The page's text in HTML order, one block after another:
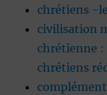
chrétiens -
civilisation
chrétienne :
chrétiens